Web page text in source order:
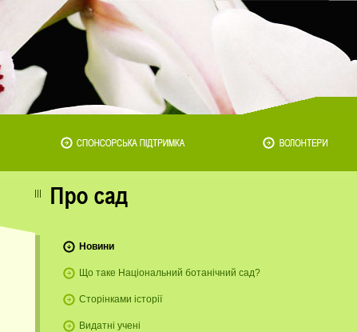
Новини
Що таке Національний ботанічний сад?
Сторінками історії
Видатні учені